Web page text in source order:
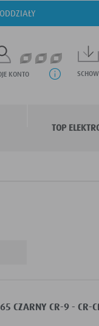
ODDZIAŁY
KONTO
TOP
CZARNY CR-9 - CR-